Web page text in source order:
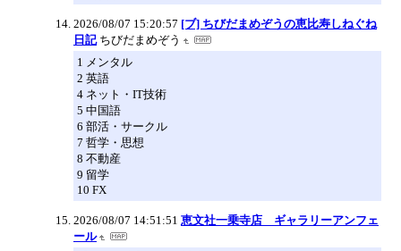
2026/08/07 15:20:57 [ブ] ちびだまめぞうの恵比寿しねぐね
日記 ちびだまめぞう
1 メンタル
2 英語
4 ネット・IT技術
5 中国語
6 部活・サークル
7 哲学・思想
8 不動産
9 留学
10 FX
2026/08/07 14:51:51 恵文社一乗寺店 ギャラリーアンフェ
ール